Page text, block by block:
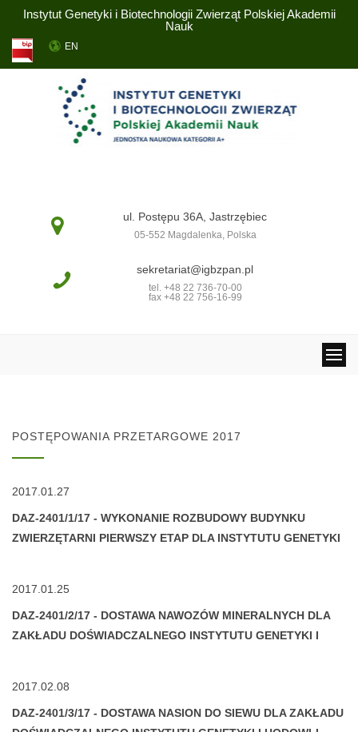
Instytut Genetyki i Biotechnologii Zwierząt Polskiej Akademii
Nauk
EN
ul. Postępu 36A, Jastrzębiec
05-552 Magdalenka, Polska
sekretariat@igbzpan.pl
tel. +48 22 736-70-00
fax +48 22 756-16-99
POSTĘPOWANIA PRZETARGOWE 2017
2017.01.27
DAZ-2401/1/17 - WYKONANIE ROZBUDOWY BUDYNKU
ZWIERZĘTARNI PIERWSZY ETAP DLA INSTYTUTU GENETYKI
2017.01.25
DAZ-2401/2/17 - DOSTAWA NAWOZÓW MINERALNYCH DLA
ZAKŁADU DOŚWIADCZALNEGO INSTYTUTU GENETYKI I
2017.02.08
DAZ-2401/3/17 - DOSTAWA NASION DO SIEWU DLA ZAKŁADU